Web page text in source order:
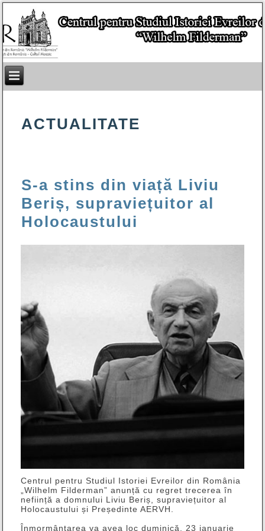
ACTUALITATE
S-a stins din viață Liviu
Beriș, supraviețuitor al
Holocaustului
Centrul pentru Studiul Istoriei Evreilor din România
„Wilhelm Filderman” anunță cu regret trecerea în
neființă a domnului Liviu Beriș, supraviețuitor al
Holocaustului și Președinte AERVH.
Înmormântarea va avea loc duminică, 23 ianuarie